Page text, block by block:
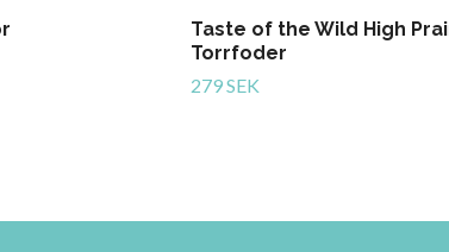
Taste of the Wild High
Torrfoder
279 SEK